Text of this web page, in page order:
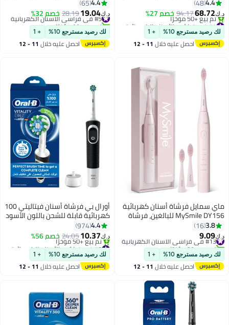
4.4
48
د.ك‏68.72
94.17خصم 27%
#4 في فراشي الأسنان الكهربائية
أقل سعر في 7 يوم
تم بيع +50 مؤخرًا
#4 في فراشي الأسنان الكهربائية
لك رصيد مسترجع 10% + 1
احصل عليه خلال 11 - 12
مؤقت دقيقتين، رأس فرشاة
متقاطع، مع قابس ثلاثي الإمارات
4.4
65
د.ك‏19.04
28.19خصم 32% #5 في فراشي الأسنان الكهربائية
تم بيع +90 مؤخرًا
#5 في فراشي الأسنان الكهربائية
لك رصيد مسترجع 10% + 1
احصل عليه خلال 11 - 12
ماي سمايل فرشاة أسنان كهربائية
MySmile DY156 للبالغين، فرشاة
أسنان صوتية قابلة لإعادة الشحن
مؤقت ذكي بـ 2 دقيقة و 5 أوضاع،
45000 دورة في الدقيقة، شحنة
واحدة تكفي لمدة 60 يومًا (وردي،
مقاس متوسط)
3.8
16
د.ك‏9.09
#13 في فراشي الأسنان الكهربائية
تم بيع +30 مؤخرًا
#13 في فراشي الأسنان الكهربائية
لك رصيد مسترجع 10% + 1
احصل عليه خلال 11 - 12
أورال بي فرشاة أسنان فيتاليتي 100
كهربائية قابلة للشحن باللون الأسود
أسود
4.4
974
د.ك‏10.37
24.05خصم 56%
#8 في فراشي الأسنان الكهربائية
أقل سعر في 7 يوم
تم بيع +50 مؤخرًا
#8 في فراشي الأسنان الكهربائية
لك رصيد مسترجع 10% + 1
احصل عليه خلال 11 - 12